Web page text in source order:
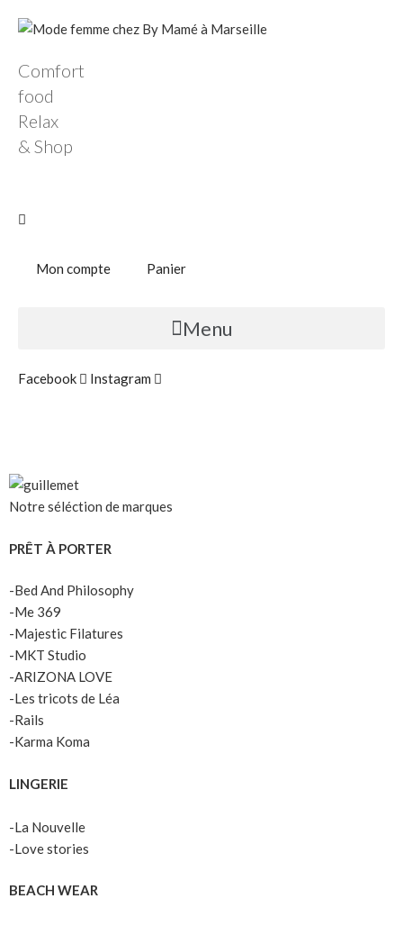
Comfort
food
Relax
& Shop
Mon compte Panier
Menu
Facebook Instagram
Notre séléction de marques
PRÊT À PORTER
-Bed And Philosophy
-Me 369
-Majestic Filatures
-MKT Studio
-ARIZONA LOVE
-Les tricots de Léa
-Rails
-Karma Koma
LINGERIE
-La Nouvelle
-Love stories
BEACH WEAR